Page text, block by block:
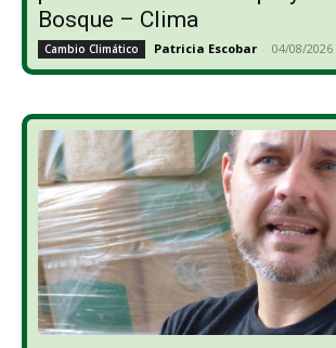
Bosque – Clima
Cambio Climático Patricia Escobar - 04/08/2026